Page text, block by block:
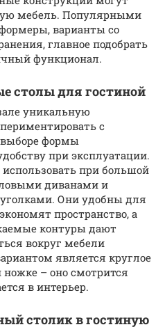
мебель. Популярными
варианты со
главное подобрать
функционал.
столы для гостиной
уникальную
с
формы
при эксплуатации.
при большой
диванами и
Они удобны для
пространство, а
контуры дают
вокруг мебели
является круглое
ножке – оно смотрится
в интерьер.
столик в гостиную